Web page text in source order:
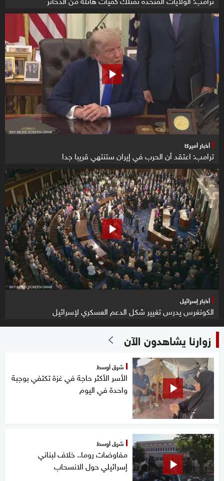
أخبار أميركا
ترامب: اعتقد أن الحرب في إيران ستنتهي قريبا جدا
أخبار إسرائيل
الكونغرس يدرس تغيير شكل الدعم العسكري لإسرائيل
زوارنا يشاهدون الآن
شرق أوسط
الأسر الأكثر حاجة في غزة تكتفي بوجبة
واحدة في اليوم
شرق أوسط
مفاوضات روما.. خلاف لبناني
إسرائيلي حول الانسحاب